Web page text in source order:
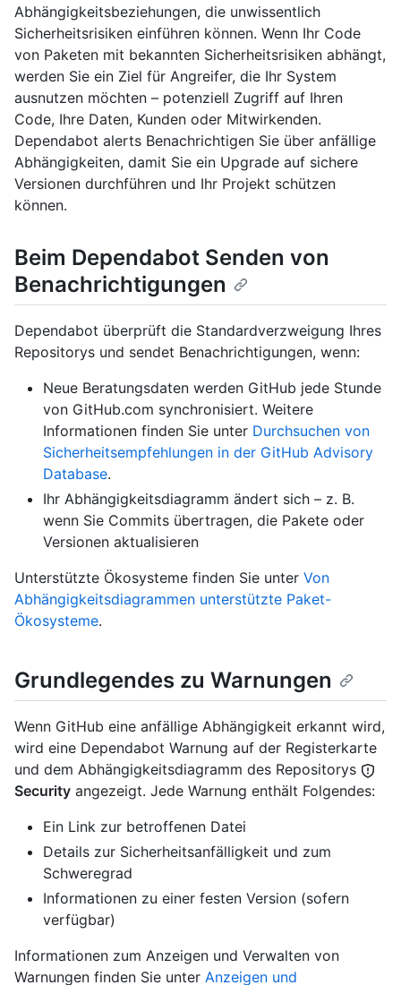
Abhängigkeitsbeziehungen, die unwissentlich
Sicherheitsrisiken einführen können. Wenn Ihr Code
von Paketen mit bekannten Sicherheitsrisiken abhängt,
werden Sie ein Ziel für Angreifer, die Ihr System
ausnutzen möchten – potenziell Zugriff auf Ihren
Code, Ihre Daten, Kunden oder Mitwirkenden.
Dependabot alerts Benachrichtigen Sie über anfällige
Abhängigkeiten, damit Sie ein Upgrade auf sichere
Versionen durchführen und Ihr Projekt schützen
können.
Beim Dependabot Senden von
Benachrichtigungen
Dependabot überprüft die Standardverzweigung Ihres
Repositorys und sendet Benachrichtigungen, wenn:
Neue Beratungsdaten werden GitHub jede Stunde
von GitHub.com synchronisiert. Weitere
Informationen finden Sie unter Durchsuchen von
Sicherheitsempfehlungen in der GitHub Advisory
Database.
Ihr Abhängigkeitsdiagramm ändert sich – z. B.
wenn Sie Commits übertragen, die Pakete oder
Versionen aktualisieren
Unterstützte Ökosysteme finden Sie unter Von
Abhängigkeitsdiagrammen unterstützte Paket-
Ökosysteme.
Grundlegendes zu Warnungen
Wenn GitHub eine anfällige Abhängigkeit erkannt wird,
wird eine Dependabot Warnung auf der Registerkarte
und dem Abhängigkeitsdiagramm des Repositorys
Security angezeigt. Jede Warnung enthält Folgendes:
Ein Link zur betroffenen Datei
Details zur Sicherheitsanfälligkeit und zum
Schweregrad
Informationen zu einer festen Version (sofern
verfügbar)
Informationen zum Anzeigen und Verwalten von
Warnungen finden Sie unter Anzeigen und